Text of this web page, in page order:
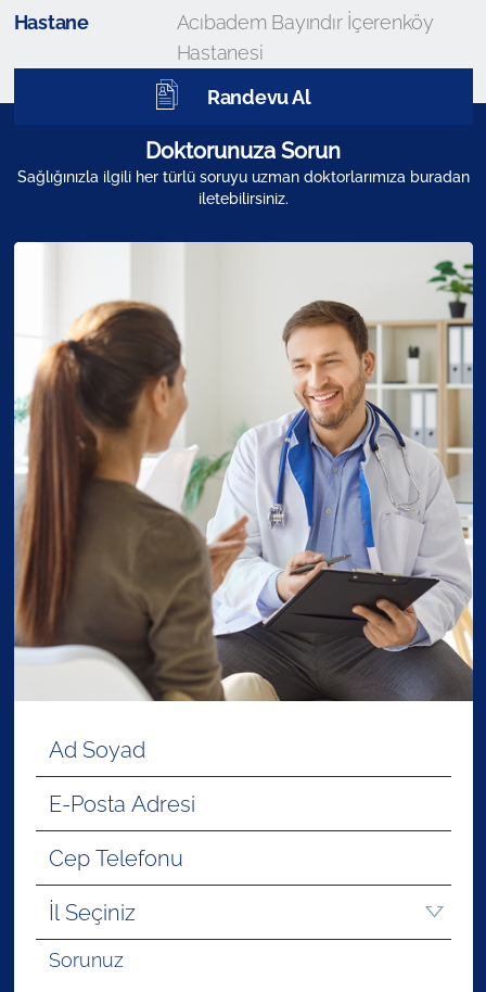
Hastane
Acıbadem Bayındır İçerenköy
Hastanesi
Randevu Al
Doktorunuza Sorun
Sağlığınızla ilgili her türlü soruyu uzman doktorlarımıza buradan
iletebilirsiniz.